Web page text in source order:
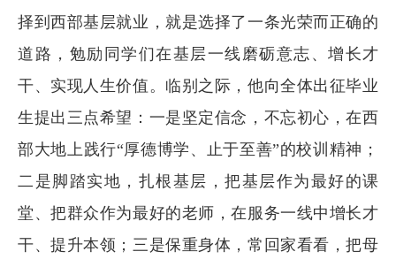
择到西部基层就业，就是选择了一条光荣而正确的
道路，勉励同学们在基层一线磨砺意志、增长才
干、实现人生价值。临别之际，他向全体出征毕业
生提出三点希望：一是坚定信念，不忘初心，在西
部大地上践行“厚德博学、止于至善”的校训精神；
二是脚踏实地，扎根基层，把基层作为最好的课
堂、把群众作为最好的老师，在服务一线中增长才
干、提升本领；三是保重身体，常回家看看，把母